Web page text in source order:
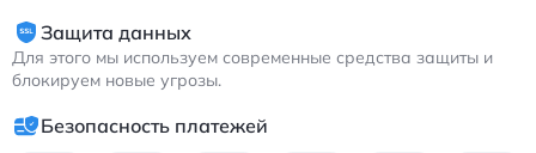
Защита данных
Для этого мы используем современные средства защиты и
блокируем новые угрозы.
Безопасность платежей